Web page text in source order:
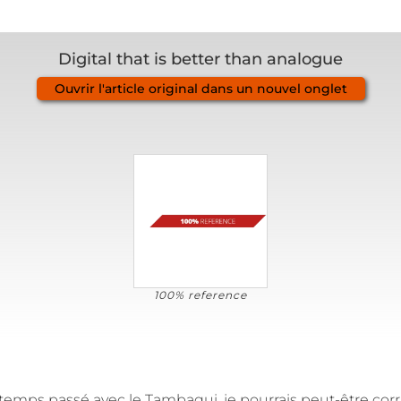
Digital that is better than analogue
Ouvrir l'article original dans un nouvel onglet
100% reference